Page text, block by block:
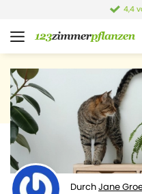
4,4 von
DurchJane